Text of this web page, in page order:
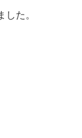
た。